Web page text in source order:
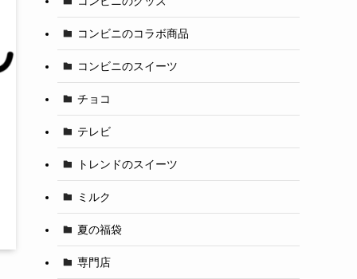
コンビニのコラボ商品
コンビニのスイーツ
チョコ
テレビ
トレンドのスイーツ
ミルク
夏の福袋
専門店